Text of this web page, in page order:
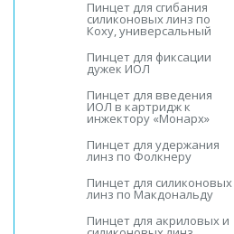
Пинцет для сгибания
силиконовых линз по
Коху, универсальный
Пинцет для фиксации
дужек ИОЛ
Пинцет для введения
ИОЛ в картридж к
инжектору «Монарх»
Пинцет для удержания
линз по Фолкнеру
Пинцет для силиконовых
линз по Макдональду
Пинцет для акриловых и